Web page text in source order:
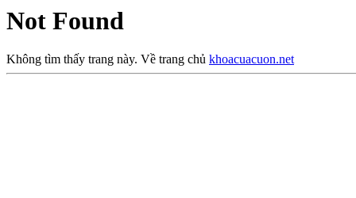
Not Found
Không tìm thấy trang này. Về trang chủ khoacuacuon.net